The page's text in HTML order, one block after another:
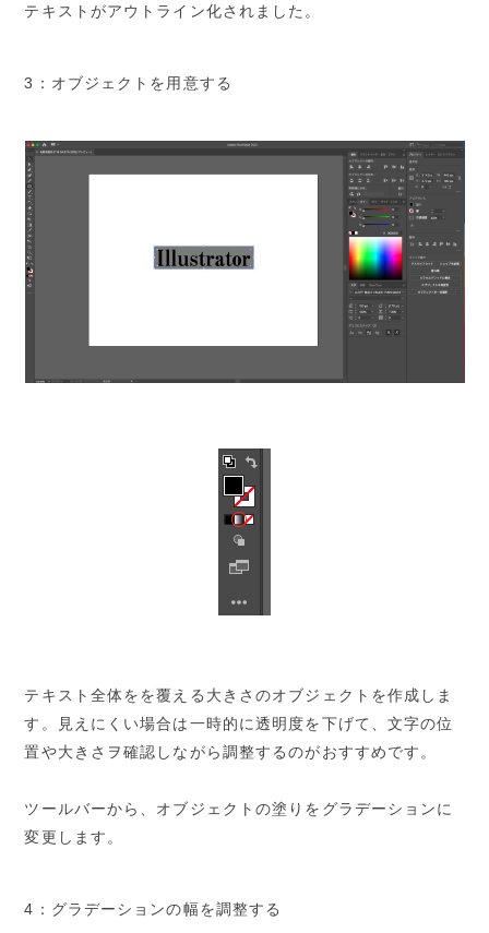
テキストがアウトライン化されました。
3：オブジェクトを用意する
テキスト全体をを覆える大きさのオブジェクトを作成しま
す。見えにくい場合は一時的に透明度を下げて、文字の位
置や大きさヲ確認しながら調整するのがおすすめです。
ツールバーから、オブジェクトの塗りをグラデーションに
変更します。
4：グラデーションの幅を調整する